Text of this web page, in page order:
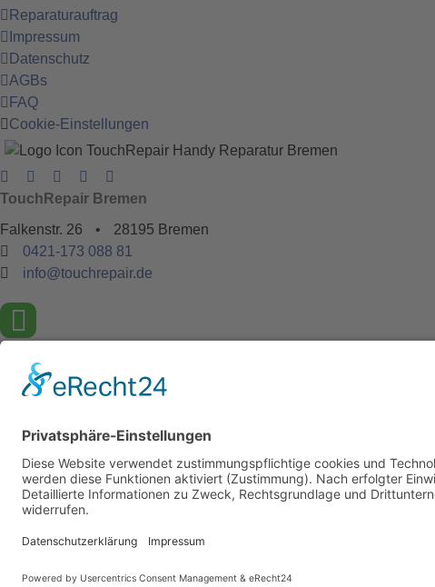
Reparaturauftrag
Impressum
Datenschutz
AGBs
FAQ
Cookie-Einstellungen
TouchRepair Bremen
Falkenstr. 26
•
28195 Bremen
0421-173 088 81
info@touchrepair.de
Öffnungszeiten
09:00 - 15:00 Uhr
geschlossen